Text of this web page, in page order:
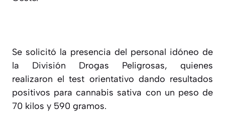
Se solicitó la presencia del personal idóneo de
la División Drogas Peligrosas, quienes
realizaron el test orientativo dando resultados
positivos para cannabis sativa con un peso de
70 kilos y 590 gramos.